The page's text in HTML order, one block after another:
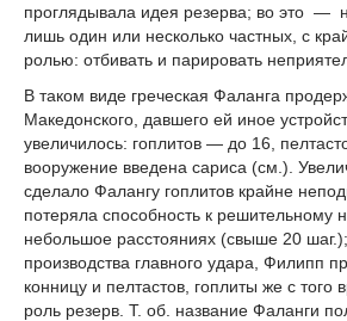
проглядывала идея резерва; во это —
лишь один или несколько частных, с
ролью: отбивать и парировать
В таком виде греческая Фаланга
Македонского, давшего ей иное
увеличилось: гоплитов — до 16,
вооружение введена сариса (см.).
сделало Фалангу гоплитов крайне
потеряла способность к решительному
небольшое расстояниях (свыше 20
производства главного удара, Филипп
конницу и пелтастов, гоплиты же с
роль резерв. Т. об. название Фаланги